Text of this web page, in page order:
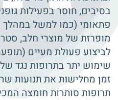
בסיבים, חוסר בפעילות
פתאומי (כמו למשל במהלך
מופרזת של מוצרי חלב,
לביצוע פעולת מעיים
שימוש יתר בתרופות נגד
זמן מחלישות את תנועות
תרופות סותרות חומצה